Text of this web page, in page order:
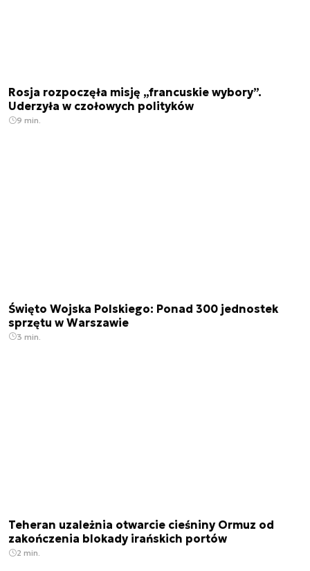
Rosja rozpoczęła misję „francuskie wybory”.
Uderzyła w czołowych polityków
9 min.
Święto Wojska Polskiego: Ponad 300 jednostek
sprzętu w Warszawie
3 min.
Teheran uzależnia otwarcie cieśniny Ormuz od
zakończenia blokady irańskich portów
2 min.